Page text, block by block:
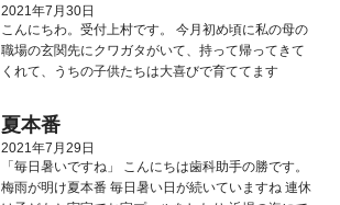
2021年7月30日
こんにちわ。受付上村です。 今月初め頃に私の母の
職場の玄関先にクワガタがいて、持って帰ってきて
くれて、うちの子供たちは大喜びで育ててます
夏本番
2021年7月29日
「毎日暑いですね」 こんにちは歯科助手の勝です。
梅雨が明け夏本番 毎日暑い日が続いていますね 連休